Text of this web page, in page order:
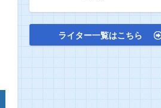
ライター一覧はこちら